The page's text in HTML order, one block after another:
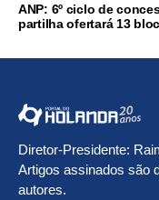
ANP: 6º ciclo de
partilha ofertará 13
Diretor-Presidente:
Artigos assinados são
autores.